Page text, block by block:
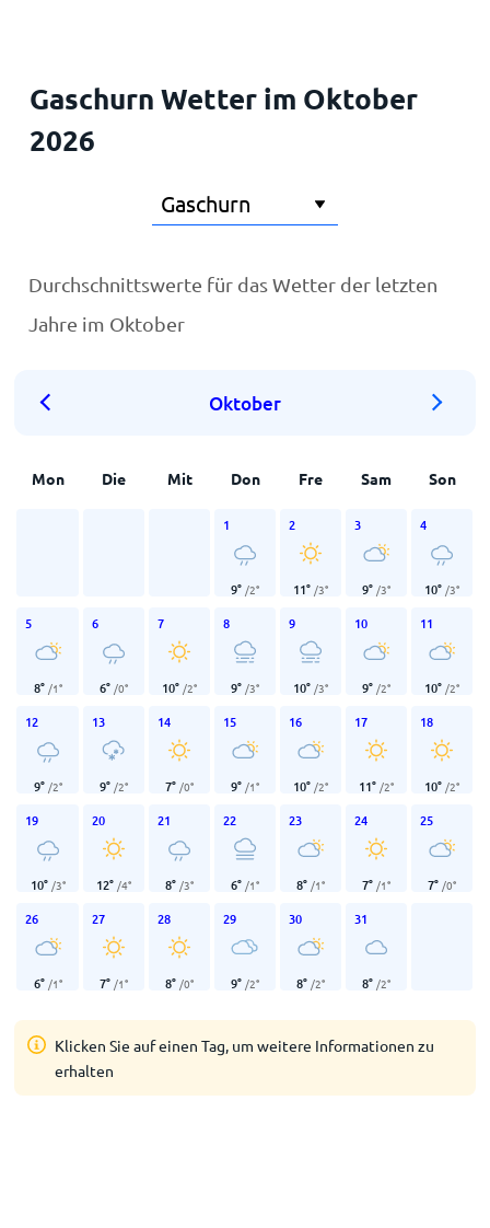
Gaschurn Wetter im Oktober
2026
Durchschnittswerte für das Wetter der letzten
Jahre im Oktober
Oktober
Mon Die Mit Don Fre Sam Son
1
9° /2°
2
11° /3°
3
9° /3°
4
10° /3°
5
8° /1°
6
6° /0°
7
10° /2°
8
9° /3°
9
10° /3°
10
9° /2°
11
10° /2°
12
9° /2°
13
9° /2°
14
7° /0°
15
9° /1°
16
10° /2°
17
11° /2°
18
10° /2°
19
10° /3°
20
12° /4°
21
8° /3°
22
6° /1°
23
8° /1°
24
7° /1°
25
7° /0°
26
6° /1°
27
7° /1°
28
8° /0°
29
9° /2°
30
8° /2°
31
8° /2°
Klicken Sie auf einen Tag, um weitere Informationen zu
erhalten